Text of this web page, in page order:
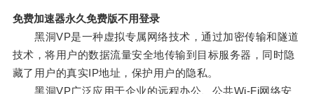
免费加速器永久免费版不用登录
黑洞VP是一种虚拟专属网络技术，通过加密传输和隧道
技术，将用户的数据流量安全地传输到目标服务器，同时隐
藏了用户的真实IP地址，保护用户的隐私。
黑洞VP广泛应用于企业的远程办公、公共Wi-Fi网络安